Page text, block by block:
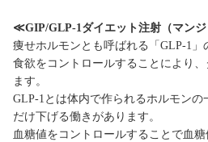
≪GIP/GLP-1ダイエット注射（マン
痩せホルモンとも呼ばれる「GLP-1」
食欲をコントロールすることにより
ます。
GLP-1とは体内で作られるホルモン
だけ下げる働きがあります。
血糖値をコントロールすることで血